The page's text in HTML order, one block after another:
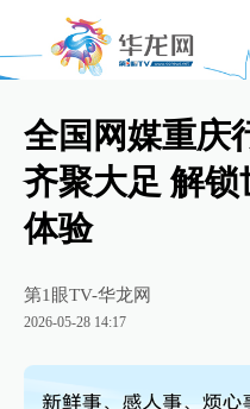
全国网媒重庆
齐聚大足 解
体验
第1眼TV-华龙网
2026-05-28 14:17